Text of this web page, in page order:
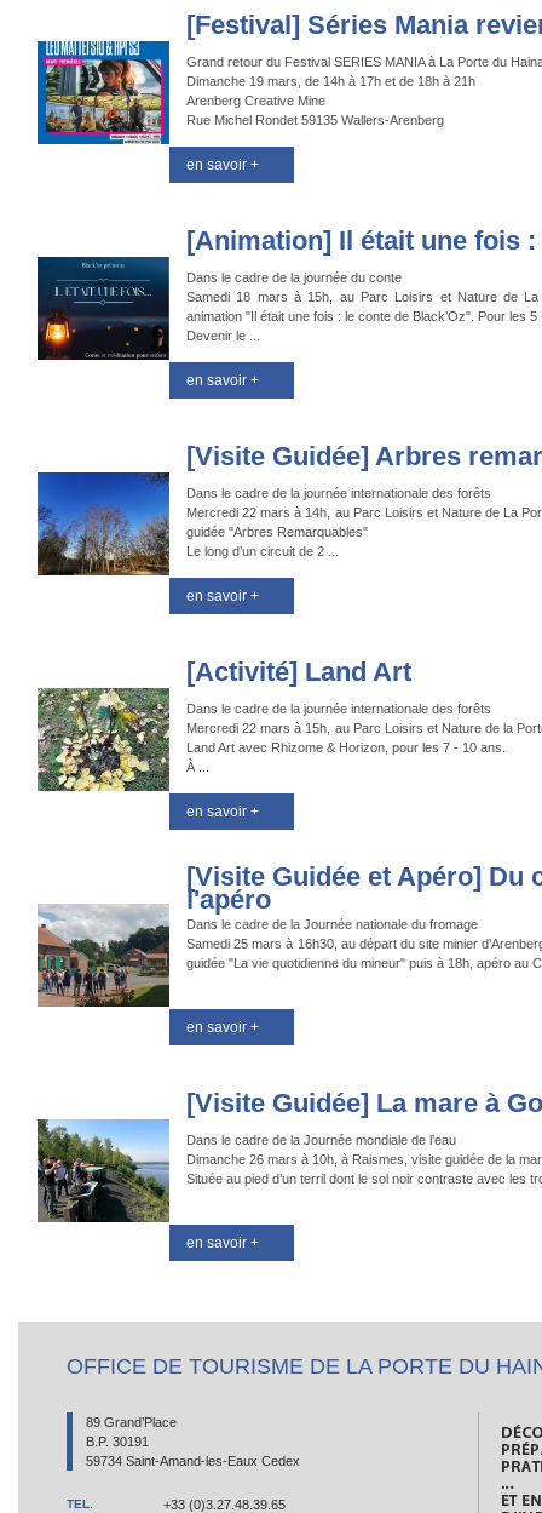
[Festival] Séries Mania
Grand retour du Festival SERIES MANIA à La Porte du
Dimanche 19 mars, de 14h à 17h et de 18h à 21h
Arenberg Creative Mine
Rue Michel Rondet 59135 Wallers-Arenberg
en savoir +
[Animation] Il était une fois :
Dans le cadre de la journée du conte
Samedi 18 mars à 15h, au Parc Loisirs et Nature de
animation "Il était une fois : le conte de Black’Oz". Pour les 5
Devenir le ...
en savoir +
[Visite Guidée] Arbres
Dans le cadre de la journée internationale des forêts
Mercredi 22 mars à 14h, au Parc Loisirs et Nature de La
guidée "Arbres Remarquables"
Le long d’un circuit de 2 ...
en savoir +
[Activité] Land Art
Dans le cadre de la journée internationale des forêts
Mercredi 22 mars à 15h, au Parc Loisirs et Nature de la
Land Art avec Rhizome & Horizon, pour les 7 - 10 ans.
À ...
en savoir +
[Visite Guidée et Apéro] Du
l'apéro
Dans le cadre de la Journée nationale du fromage
Samedi 25 mars à 16h30, au départ du site minier
guidée "La vie quotidienne du mineur" puis à 18h, apéro au
en savoir +
[Visite Guidée] La mare à
Dans le cadre de la Journée mondiale de l’eau
Dimanche 26 mars à 10h, à Raismes, visite guidée de la
Située au pied d’un terril dont le sol noir contraste avec les
en savoir +
OFFICE DE TOURISME DE LA PORTE DU
89 Grand’Place
B.P. 30191
59734 Saint-Amand-les-Eaux Cedex
TEL. +33 (0)3.27.48.39.65